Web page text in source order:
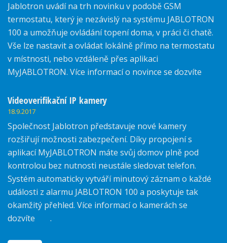
Jablotron uvádí na trh novinku v podobě GSM
termostatu, který je nezávislý na systému JABLOTRON
100 a umožňuje ovládání topení doma, v práci či chatě.
Vše lze nastavit a ovládat lokálně přímo na termostatu
v místnosti, nebo vzdáleně přes aplikaci
MyJABLOTRON. Více informací o novince se dozvíte
Videoverifikační IP kamery
18.9.2017
Společnost Jablotron představuje nové kamery
rozšiřují možnosti zabezpečení. Díky propojení s
aplikací MyJABLOTRON máte svůj domov plně pod
kontrolou bez nutnosti neustále sledovat telefon.
Systém automaticky vytváří minutový záznam o každé
události z alarmu JABLOTRON 100 a poskytuje tak
okamžitý přehled. Více informací o kamerách se
dozvíte
.